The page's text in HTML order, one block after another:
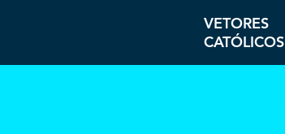
VETORES
CATÓLICOS